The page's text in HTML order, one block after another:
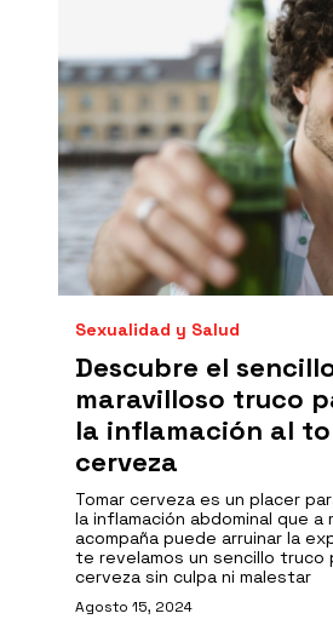
Sexualidad y Salud
Descubre el
maravilloso truco
la inflamación al
cerveza
Tomar cerveza es un placer
la inflamación abdominal que a
acompaña puede arruinar la
te revelamos un sencillo
cerveza sin culpa ni malestar
Agosto 15, 2024